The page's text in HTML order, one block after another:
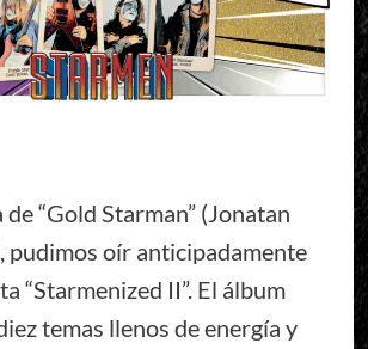
“Gold Starman” (Jonatan
pudimos oír anticipadamente
“Starmenized II”. El álbum
temas llenos de energía y